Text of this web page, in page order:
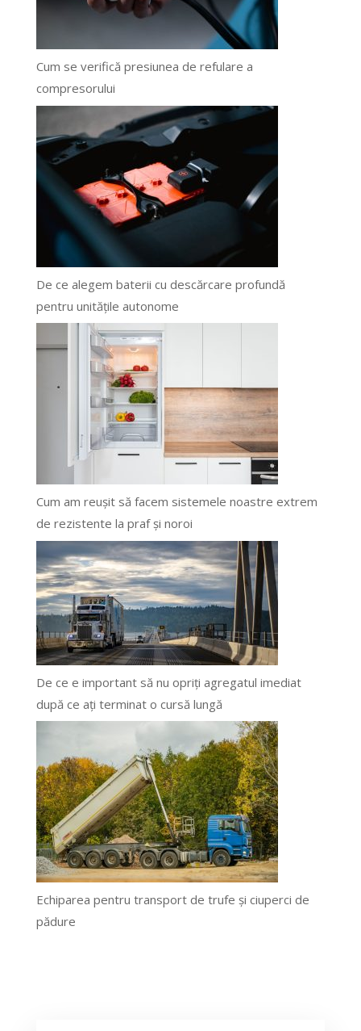
Cum se verifică presiunea de refulare a
compresorului
De ce alegem baterii cu descărcare profundă
pentru unitățile autonome
Cum am reușit să facem sistemele noastre extrem
de rezistente la praf și noroi
De ce e important să nu opriți agregatul imediat
după ce ați terminat o cursă lungă
Echiparea pentru transport de trufe și ciuperci de
pădure